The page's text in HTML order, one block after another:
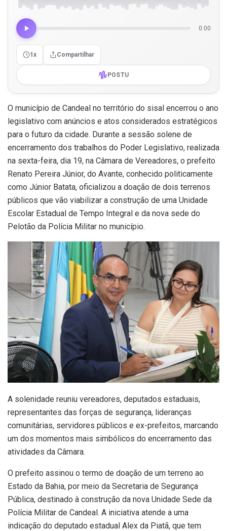
0:00
1x Compartilhar
POSTU
O município de Candeal no território do sisal encerrou o ano
legislativo com anúncios e atos considerados estratégicos
para o futuro da cidade. Durante a sessão solene de
encerramento dos trabalhos do Poder Legislativo, realizada
na sexta-feira, dia 19, na Câmara de Vereadores, o prefeito
Renato Pereira Júnior, do Avante, conhecido politicamente
como Júnior Batata, oficializou a doação de dois terrenos
públicos que vão viabilizar a construção de uma Unidade
Escolar Estadual de Tempo Integral e da nova sede do
Pelotão da Polícia Militar no município.
A solenidade reuniu vereadores, deputados estaduais,
representantes das forças de segurança, lideranças
comunitárias, servidores públicos e ex-prefeitos, marcando
um dos momentos mais simbólicos do encerramento das
atividades da Câmara.
O prefeito assinou o termo de doação de um terreno ao
Estado da Bahia, por meio da Secretaria de Segurança
Pública, destinado à construção da nova Unidade Sede da
Polícia Militar de Candeal. A iniciativa atende a uma
indicação do deputado estadual Alex da Piatã, que tem